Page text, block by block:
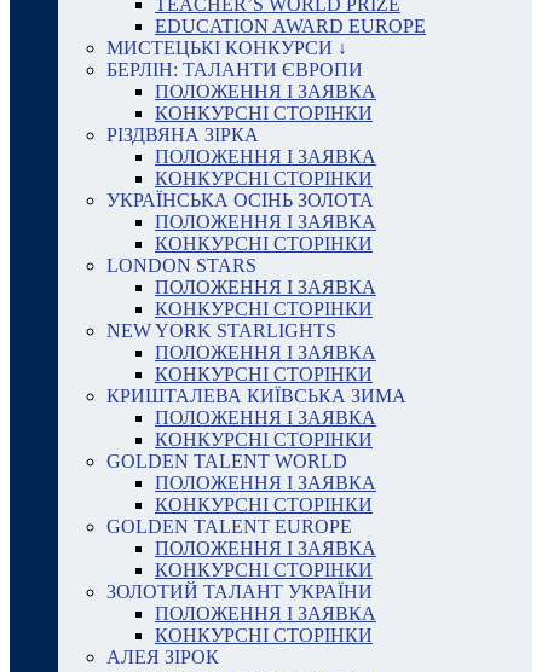
TEACHER’S WORLD PRIZE
EDUCATION AWARD EUROPE
МИСТЕЦЬКІ КОНКУРСИ ↓
БЕРЛІН: ТАЛАНТИ ЄВРОПИ
ПОЛОЖЕННЯ І ЗАЯВКА
КОНКУРСНІ СТОРІНКИ
РІЗДВЯНА ЗІРКА
ПОЛОЖЕННЯ І ЗАЯВКА
КОНКУРСНІ СТОРІНКИ
УКРАЇНСЬКА ОСІНЬ ЗОЛОТА
ПОЛОЖЕННЯ І ЗАЯВКА
КОНКУРСНІ СТОРІНКИ
LONDON STARS
ПОЛОЖЕННЯ І ЗАЯВКА
КОНКУРСНІ СТОРІНКИ
NEW YORK STARLIGHTS
ПОЛОЖЕННЯ І ЗАЯВКА
КОНКУРСНІ СТОРІНКИ
КРИШТАЛЕВА КИЇВСЬКА ЗИМА
ПОЛОЖЕННЯ І ЗАЯВКА
КОНКУРСНІ СТОРІНКИ
GOLDEN TALENT WORLD
ПОЛОЖЕННЯ І ЗАЯВКА
КОНКУРСНІ СТОРІНКИ
GOLDEN TALENT EUROPE
ПОЛОЖЕННЯ І ЗАЯВКА
КОНКУРСНІ СТОРІНКИ
ЗОЛОТИЙ ТАЛАНТ УКРАЇНИ
ПОЛОЖЕННЯ І ЗАЯВКА
КОНКУРСНІ СТОРІНКИ
АЛЕЯ ЗІРОК